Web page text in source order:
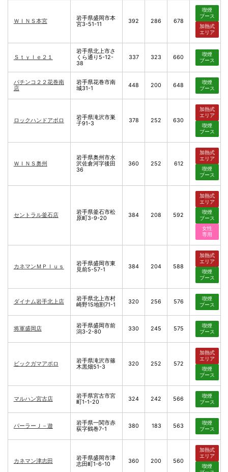
ＷＩＮＳ本宮
岩手県盛岡市本
宮3-51-11
392 286 678
喫煙
ブース
加熱式
エリア
Ｓｔｙｌｅ２１
岩手県北上市さ
くら通り5-12-
38
337 323 660
喫煙
ブース
パチンコ２２花巻南
店
岩手県花巻市南
城31-1
448 200 648
喫煙
ブース
ロックハンドアポロ
岩手県滝沢市巣
子91-3
378 252 630
加熱式
エリア
喫煙
ブース
ＷＩＮＳ奥州
岩手県奥州市水
沢佐倉河字後田
36
360 252 612
加熱式
エリア
喫煙
ブース
セントラル釜石店
岩手県釜石市松
原町3-9-20
384 208 592
加熱式
エリア
喫煙
ブース
女性
専用
カネマンＭＰｌｕｓ
岩手県盛岡市東
見前5-57-1
384 204 588
加熱式
エリア
喫煙
ブース
ダイナム岩手北上店
岩手県北上市村
崎野15地割71-1
320 256 576
喫煙
ブース
将軍盛岡店
岩手県盛岡市前
潟3-2-80
330 245 575
喫煙
ブース
ビックガマアポロ
岩手県滝沢市篠
木黒畑51-3
320 252 572
加熱式
エリア
喫煙
ブース
マルハン宮古店
岩手県宮古市宮
町1-1-20
324 242 566
喫煙
ブース
パーラーＪ－遊
岩手県一関市赤
荻字鶴巻7-1
380 183 563
喫煙
ブース
カネマン津志田
岩手県盛岡市津
志田町1-6-10
360 200 560
加熱式
エリア
喫煙